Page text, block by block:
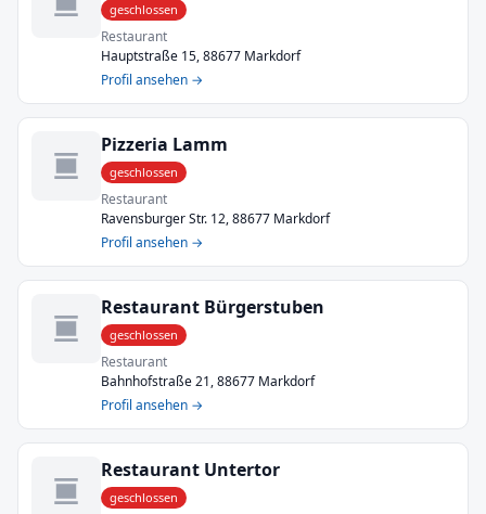
geschlossen
Restaurant
Hauptstraße 15, 88677 Markdorf
Profil ansehen →
Pizzeria Lamm
geschlossen
Restaurant
Ravensburger Str. 12, 88677 Markdorf
Profil ansehen →
Restaurant Bürgerstuben
geschlossen
Restaurant
Bahnhofstraße 21, 88677 Markdorf
Profil ansehen →
Restaurant Untertor
geschlossen